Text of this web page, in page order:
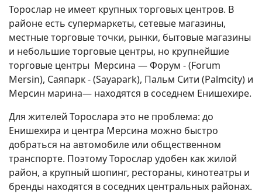
Торослар не имеет крупных торговых центров. В
районе есть супермаркеты, сетевые магазины,
местные торговые точки, рынки, бытовые магазины
и небольшие торговые центры, но крупнейшие
торговые центры Мерсина — Форум - (Forum
Mersin), Саяпарк - (Sayapark), Пальм Сити (Palmcity) и
Мерсин марина— находятся в соседнем Енишехире.
Для жителей Торослара это не проблема: до
Енишехира и центра Мерсина можно быстро
добраться на автомобиле или общественном
транспорте. Поэтому Торослар удобен как жилой
район, а крупный шопинг, рестораны, кинотеатры и
бренды находятся в соседних центральных районах.